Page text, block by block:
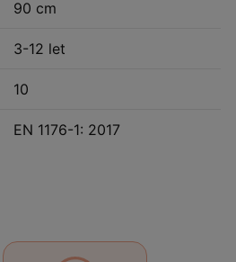
90 cm
3-12 let
10
EN 1176-1: 2017